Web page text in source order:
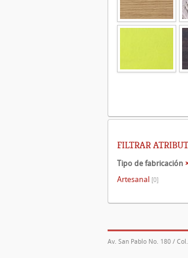
FILTRAR
Tipo de fabricación
Artesanal [0]
Av. San Pablo No. 180 /